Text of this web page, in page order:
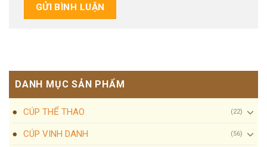
DANH MỤC SẢN PHẨM
CÚP THỂ THAO (22)
CÚP VINH DANH (56)